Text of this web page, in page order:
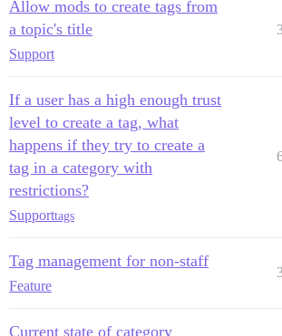
Allow mods to create tags from
a topic's title
Support
If a user has a high enough trust
level to create a tag, what
happens if they try to create a
tag in a category with
restrictions?
Supporttags
Tag management for non-staff
Feature
Current state of category